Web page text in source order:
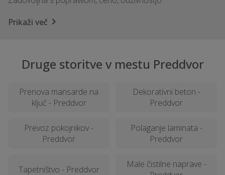
Prikaži več
Druge storitve v mestu Preddvor
Prenova mansarde na
ključ - Preddvor
Dekorativni beton -
Preddvor
Prevoz pokojnikov -
Preddvor
Polaganje laminata -
Preddvor
Tapetništvo - Preddvor
Male čistilne naprave -